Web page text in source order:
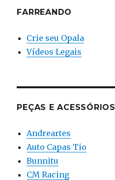
FARREANDO
Crie seu Opala
Vídeos Legais
PEÇAS E ACESSÓRIOS
Andreartes
Auto Capas Tio
Bunnitu
CM Racing